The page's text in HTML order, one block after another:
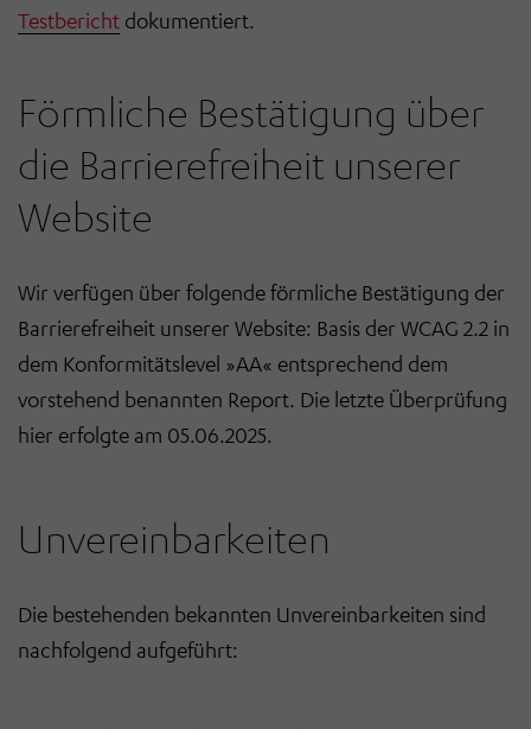
Testbericht dokumentiert.
Förmliche Bestätigung über
die Barrierefreiheit unserer
Website
Wir verfügen über folgende förmliche Bestätigung der
Barrierefreiheit unserer Website: Basis der WCAG 2.2 in
dem Konformitätslevel »AA« entsprechend dem
vorstehend benannten Report. Die letzte Überprüfung
hier erfolgte am 05.06.2025.
Unvereinbarkeiten
Die bestehenden bekannten Unvereinbarkeiten sind
nachfolgend aufgeführt: